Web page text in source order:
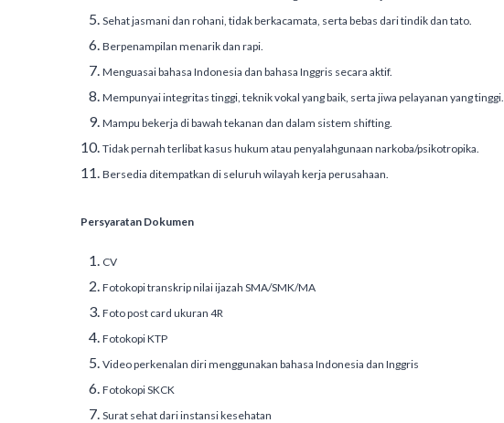
Sehat jasmani dan rohani, tidak berkacamata, serta bebas dari tindik dan tato.
Berpenampilan menarik dan rapi.
Menguasai bahasa Indonesia dan bahasa Inggris secara aktif.
Mempunyai integritas tinggi, teknik vokal yang baik, serta jiwa pelayanan yang tinggi.
Mampu bekerja di bawah tekanan dan dalam sistem shifting.
Tidak pernah terlibat kasus hukum atau penyalahgunaan narkoba/psikotropika.
Bersedia ditempatkan di seluruh wilayah kerja perusahaan.
Persyaratan Dokumen
CV
Fotokopi transkrip nilai ijazah SMA/SMK/MA
Foto post card ukuran 4R
Fotokopi KTP
Video perkenalan diri menggunakan bahasa Indonesia dan Inggris
Fotokopi SKCK
Surat sehat dari instansi kesehatan